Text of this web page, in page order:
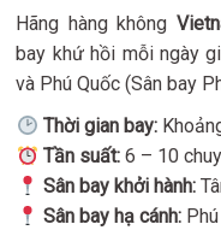
Hãng hàng không
bay khứ hồi mỗi ngày
và Phú Quốc (Sân bay
Thời gian bay:
Tần suất:6 – 10
Sân bay khởi hành:
Sân bay hạ cánh:Phú